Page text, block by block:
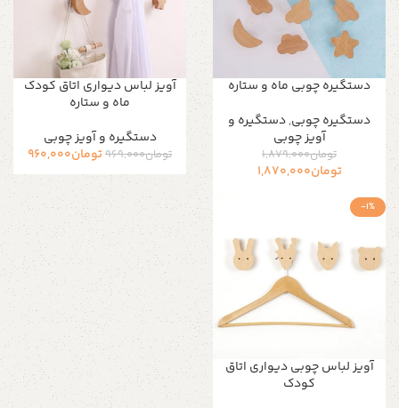
دستگیره چوبی ماه و ستاره
دستگیره‌ چوبی,دستگیره و
آویز چوبی
تومان1,879,000
تومان1,870,000
آویز لباس دیواری اتاق کودک
ماه و ستاره
دستگیره و آویز چوبی
تومان969,000تومان960,000
-1%
آویز لباس چوبی دیواری اتاق
کودک